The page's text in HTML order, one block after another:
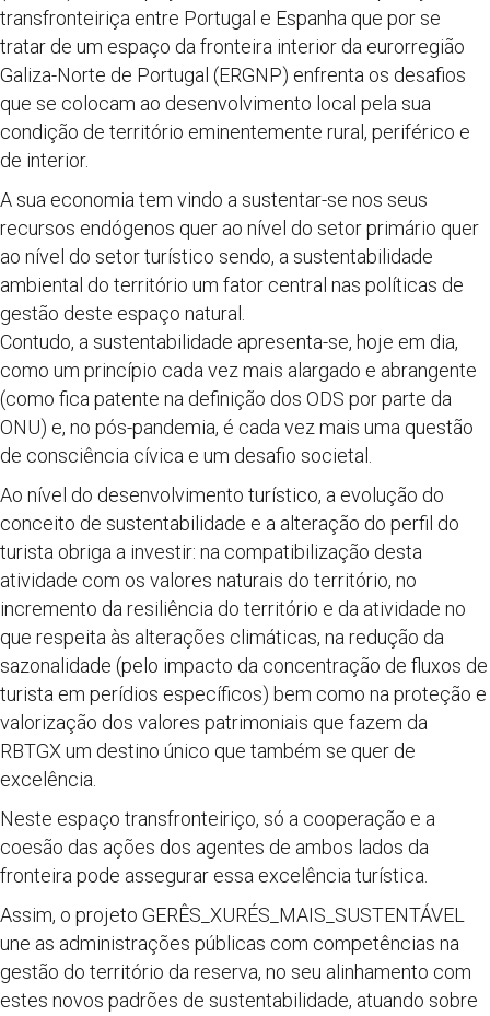
transfronteiriça entre Portugal e Espanha que por se
tratar de um espaço da fronteira interior da eurorregião
Galiza-Norte de Portugal (ERGNP) enfrenta os desafios
que se colocam ao desenvolvimento local pela sua
condição de território eminentemente rural, periférico e
de interior.
A sua economia tem vindo a sustentar-se nos seus
recursos endógenos quer ao nível do setor primário quer
ao nível do setor turístico sendo, a sustentabilidade
ambiental do território um fator central nas políticas de
gestão deste espaço natural.
Contudo, a sustentabilidade apresenta-se, hoje em dia,
como um princípio cada vez mais alargado e abrangente
(como fica patente na definição dos ODS por parte da
ONU) e, no pós-pandemia, é cada vez mais uma questão
de consciência cívica e um desafio societal.
Ao nível do desenvolvimento turístico, a evolução do
conceito de sustentabilidade e a alteração do perfil do
turista obriga a investir: na compatibilização desta
atividade com os valores naturais do território, no
incremento da resiliência do território e da atividade no
que respeita às alterações climáticas, na redução da
sazonalidade (pelo impacto da concentração de fluxos de
turista em perídios específicos) bem como na proteção e
valorização dos valores patrimoniais que fazem da
RBTGX um destino único que também se quer de
excelência.
Neste espaço transfronteiriço, só a cooperação e a
coesão das ações dos agentes de ambos lados da
fronteira pode assegurar essa excelência turística.
Assim, o projeto GERÊS_XURÉS_MAIS_SUSTENTÁVEL
une as administrações públicas com competências na
gestão do território da reserva, no seu alinhamento com
estes novos padrões de sustentabilidade, atuando sobre